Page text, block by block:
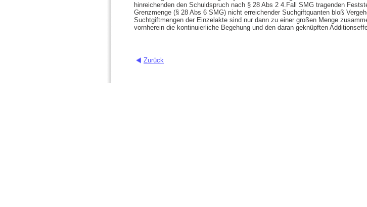
hinreichenden den Schuldspruch nach § 28 Abs 2 4.Fall SMG tragenden
Grenzmenge (§ 28 Abs 6 SMG) nicht erreichender Suchgiftquanten bloß
Suchtgiftmengen der Einzelakte sind nur dann zu einer großen Menge
vornherein die kontinuierliche Begehung und den daran geknüpften
Zurück